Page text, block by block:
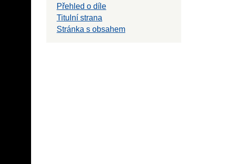
Přehled o díle
Titulní strana
Stránka s obsahem